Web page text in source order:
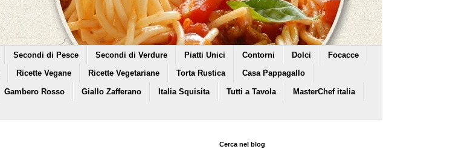
Secondi di Pesce Secondi di Verdure Piatti Unici Contorni Dolci Focacce
Ricette Vegane Ricette Vegetariane Torta Rustica Casa Pappagallo
Gambero Rosso Giallo Zafferano Italia Squisita Tutti a Tavola MasterChef italia
Cerca nel blog